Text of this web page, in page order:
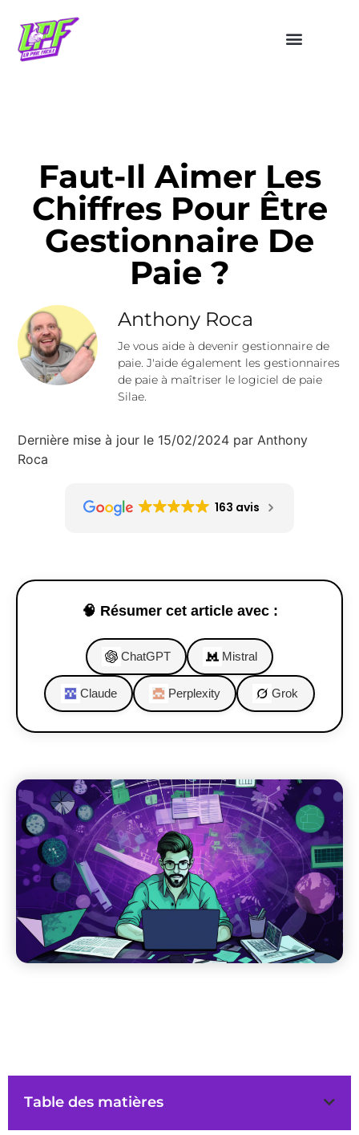
Faut-Il Aimer Les
Chiffres Pour Être
Gestionnaire De
Paie ?
Anthony Roca
Je vous aide à devenir gestionnaire de
paie. J'aide également les gestionnaires
de paie à maîtriser le logiciel de paie
Silae.
Dernière mise à jour le 15/02/2024 par Anthony
Roca
163 avis
🧠 Résumer cet article avec :
ChatGPT Mistral
Claude Perplexity Grok
Table des matières